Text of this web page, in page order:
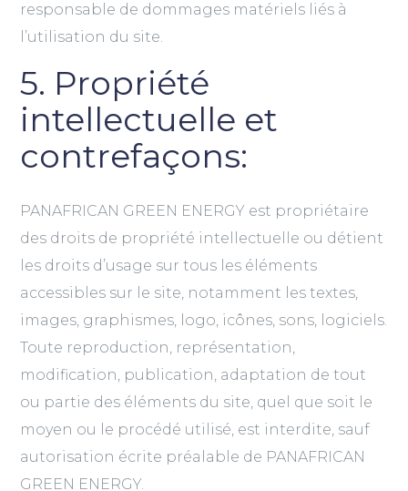
responsable de dommages matériels liés à
l’utilisation du site.
5. Propriété
intellectuelle et
contrefaçons:
PANAFRICAN GREEN ENERGY est propriétaire
des droits de propriété intellectuelle ou détient
les droits d’usage sur tous les éléments
accessibles sur le site, notamment les textes,
images, graphismes, logo, icônes, sons, logiciels.
Toute reproduction, représentation,
modification, publication, adaptation de tout
ou partie des éléments du site, quel que soit le
moyen ou le procédé utilisé, est interdite, sauf
autorisation écrite préalable de PANAFRICAN
GREEN ENERGY.